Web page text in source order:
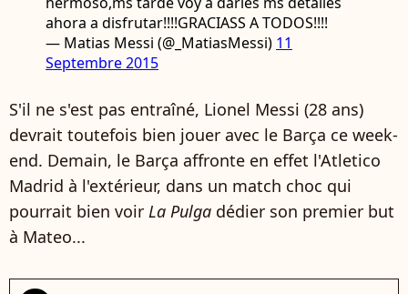
ahora a disfrutar!!!!GRACIASS A TODOS!!!!
— Matias Messi (@_MatiasMessi) 11
Septembre 2015
S'il ne s'est pas entraîné, Lionel Messi (28 ans)
devrait toutefois bien jouer avec le Barça ce week-
end. Demain, le Barça affronte en effet l'Atletico
Madrid à l'extérieur, dans un match choc qui
pourrait bien voir La Pulga dédier son premier but
à Mateo...